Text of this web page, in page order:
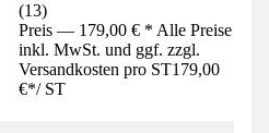
(13)
Preis — 179,00 € * Alle Preise
inkl. MwSt. und ggf. zzgl.
Versandkosten pro ST179,00
€*/ ST